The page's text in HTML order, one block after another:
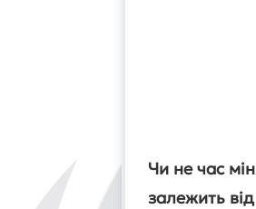
Чи не час
залежить